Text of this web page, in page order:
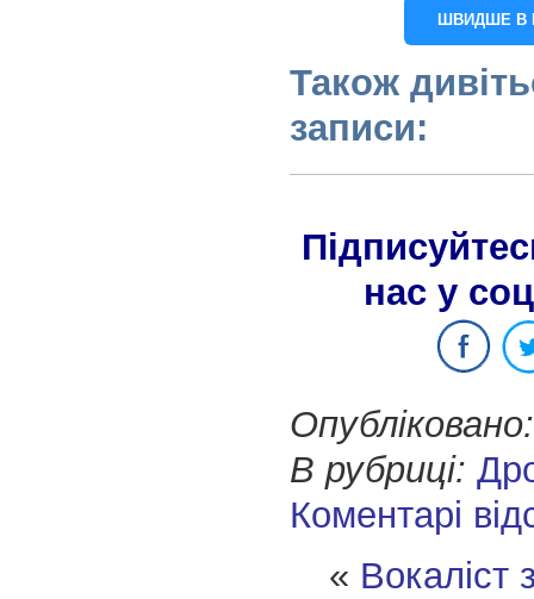
ШВИДШЕ В
Також
записи:
нас у
Опубліковано:
В рубриці:
Коментарі
« Вокаліст